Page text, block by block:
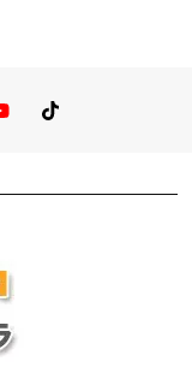
You TubeTikTok